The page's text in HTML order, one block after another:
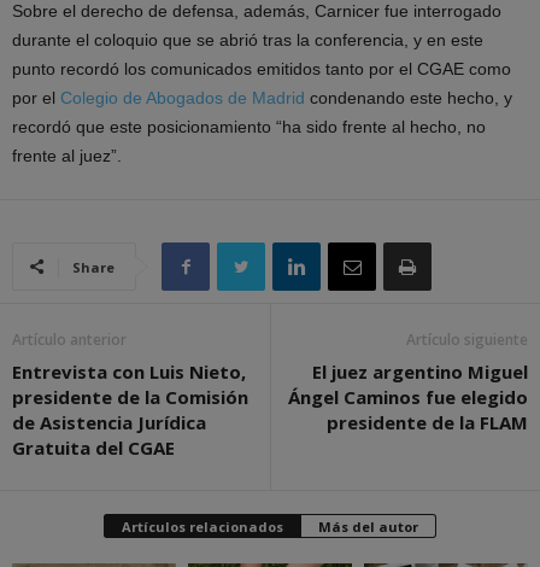
Sobre el derecho de defensa, además, Carnicer fue interrogado
durante el coloquio que se abrió tras la conferencia, y en este
punto recordó los comunicados emitidos tanto por el CGAE como
por el Colegio de Abogados de Madrid condenando este hecho, y
recordó que este posicionamiento “ha sido frente al hecho, no
frente al juez”.
Share
Artículo anterior
Entrevista con Luis Nieto,
presidente de la Comisión
de Asistencia Jurídica
Gratuita del CGAE
Artículo siguiente
El juez argentino Miguel
Ángel Caminos fue elegido
presidente de la FLAM
Artículos relacionados Más del autor